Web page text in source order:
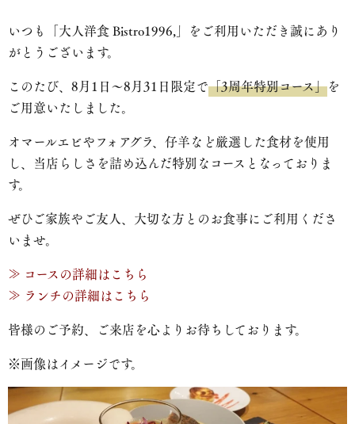
いつも「大人洋食 Bistro1996,」をご利用いただき誠にあり
がとうございます。
このたび、8月1日～8月31日限定で「3周年特別コース」を
ご用意いたしました。
オマールエビやフォアグラ、仔羊など厳選した食材を使用
し、当店らしさを詰め込んだ特別なコースとなっておりま
す。
ぜひご家族やご友人、大切な方とのお食事にご利用くださ
いませ。
≫ コースの詳細はこちら
≫ ランチの詳細はこちら
皆様のご予約、ご来店を心よりお待ちしております。
※画像はイメージです。